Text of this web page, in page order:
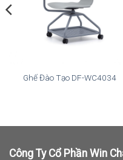
Ghế Đào Tạo DF-WC4034
Công Ty Cổ Phần Win